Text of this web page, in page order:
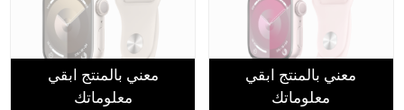
معني بالمنتج ابقي
معلوماتك
معني بالمنتج ابقي
معلوماتك